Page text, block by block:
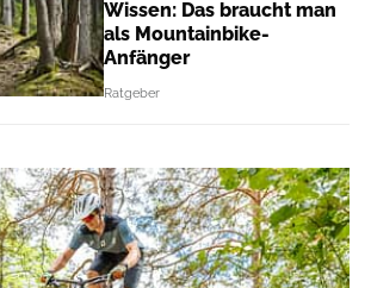
Wissen: Das braucht man
als Mountainbike-
Anfänger
Ratgeber